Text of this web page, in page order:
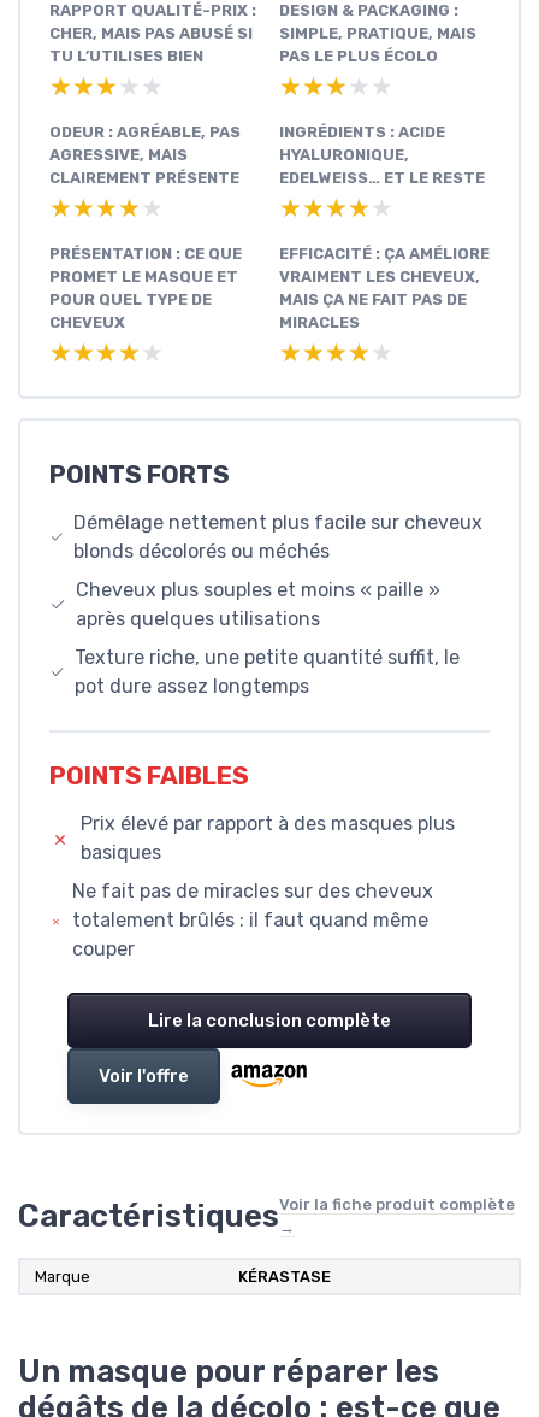
RAPPORT QUALITÉ-PRIX :
CHER, MAIS PAS ABUSÉ SI
TU L’UTILISES BIEN
★★★★★
★★★★★
DESIGN & PACKAGING :
SIMPLE, PRATIQUE, MAIS
PAS LE PLUS ÉCOLO
★★★★★
★★★★★
ODEUR : AGRÉABLE, PAS
AGRESSIVE, MAIS
CLAIREMENT PRÉSENTE
★★★★★
★★★★★
INGRÉDIENTS : ACIDE
HYALURONIQUE,
EDELWEISS… ET LE RESTE
★★★★★
★★★★★
PRÉSENTATION : CE QUE
PROMET LE MASQUE ET
POUR QUEL TYPE DE
CHEVEUX
★★★★★
★★★★★
EFFICACITÉ : ÇA AMÉLIORE
VRAIMENT LES CHEVEUX,
MAIS ÇA NE FAIT PAS DE
MIRACLES
★★★★★
★★★★★
POINTS FORTS
Démêlage nettement plus facile sur cheveux
blonds décolorés ou méchés
Cheveux plus souples et moins « paille »
après quelques utilisations
Texture riche, une petite quantité suffit, le
pot dure assez longtemps
POINTS FAIBLES
Prix élevé par rapport à des masques plus
basiques
Ne fait pas de miracles sur des cheveux
totalement brûlés : il faut quand même
couper
Lire la conclusion complète
Voir l'offre
CaractéristiquesVoir la fiche produit complète
→
Marque KÉRASTASE
Un masque pour réparer les
dégâts de la décolo : est-ce que